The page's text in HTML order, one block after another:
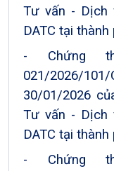
Tư vấn - Dịch
DATC tại thành
- Chứng
021/2026/
30/01/2026
Tư vấn - Dịch
DATC tại thành
- Chứng